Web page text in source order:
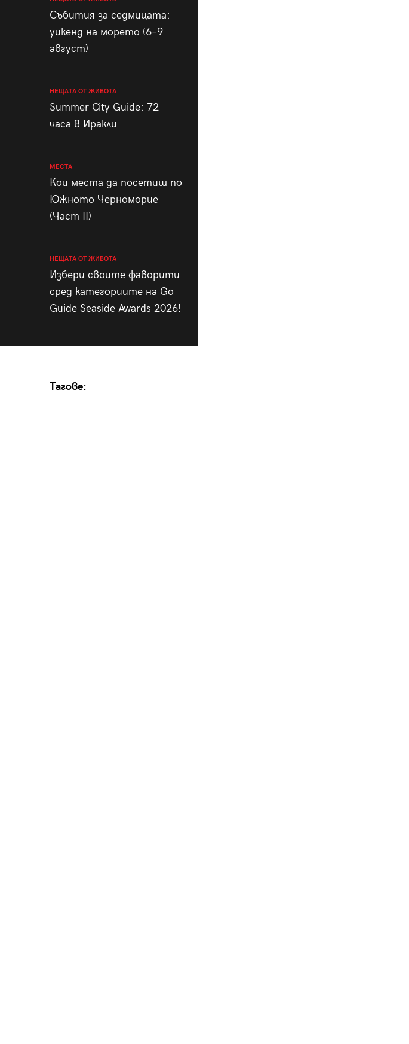
Събития за седмицата:
уикенд на морето (6–9
август)
НЕЩАТА ОТ ЖИВОТА
Summer City Guide: 72
часа в Иракли
МЕСТА
Кои места да посетиш по
Южното Черноморие
(Част II)
НЕЩАТА ОТ ЖИВОТА
Избери своите фаворити
сред категориите на Go
Guide Seaside Awards 2026!
Тагове:
28